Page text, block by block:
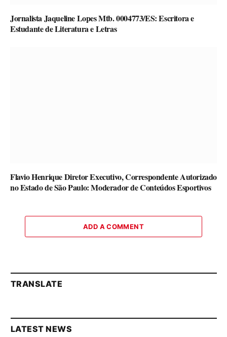
Jornalista Jaqueline Lopes Mtb. 0004773/ES: Escritora e
Estudante de Literatura e Letras
Flavio Henrique Diretor Executivo, Correspondente Autorizado
no Estado de São Paulo: Moderador de Conteúdos Esportivos
ADD A COMMENT
TRANSLATE
LATEST NEWS